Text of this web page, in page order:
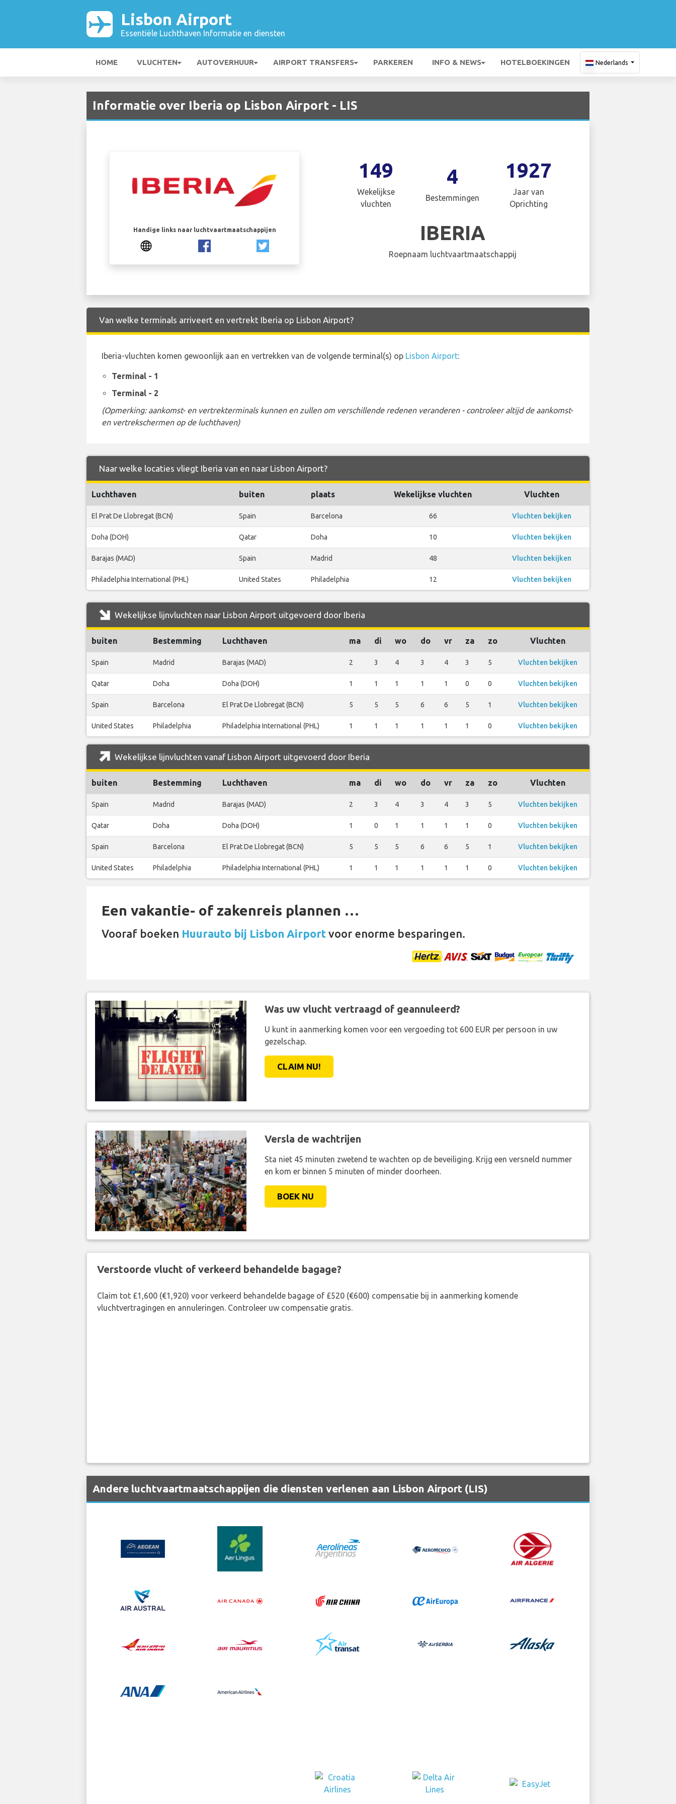
Lisbon Airport
Essentiële Luchthaven Informatie en diensten
HOME VLUCHTEN AUTOVERHUUR AIRPORT TRANSFERS PARKEREN INFO & NEWS HOTELBOEKINGEN Nederlands
Informatie over Iberia op Lisbon Airport - LIS
Handige links naar luchtvaartmaatschappijen
149
Wekelijkse
vluchten
4
Bestemmingen
1927
Jaar van
Oprichting
IBERIA
Roepnaam luchtvaartmaatschappij
Van welke terminals arriveert en vertrekt Iberia op Lisbon Airport?
Iberia-vluchten komen gewoonlijk aan en vertrekken van de volgende terminal(s) op Lisbon Airport:
Terminal - 1
Terminal - 2
(Opmerking: aankomst- en vertrekterminals kunnen en zullen om verschillende redenen veranderen - controleer altijd de aankomst-
en vertrekschermen op de luchthaven)
Naar welke locaties vliegt Iberia van en naar Lisbon Airport?
Luchthaven buiten plaats Wekelijkse vluchten Vluchten
El Prat De Llobregat (BCN) Spain Barcelona 66 Vluchten bekijken
Doha (DOH) Qatar Doha 10 Vluchten bekijken
Barajas (MAD) Spain Madrid 48 Vluchten bekijken
Philadelphia International (PHL) United States Philadelphia 12 Vluchten bekijken
Wekelijkse lijnvluchten naar Lisbon Airport uitgevoerd door Iberia
buiten Bestemming Luchthaven ma di wo do vr za zo Vluchten
Spain Madrid Barajas (MAD) 2 3 4 3 4 3 5 Vluchten bekijken
Qatar Doha Doha (DOH) 1 1 1 1 1 0 0 Vluchten bekijken
Spain Barcelona El Prat De Llobregat (BCN) 5 5 5 6 6 5 1 Vluchten bekijken
United States Philadelphia Philadelphia International (PHL) 1 1 1 1 1 1 0 Vluchten bekijken
Wekelijkse lijnvluchten vanaf Lisbon Airport uitgevoerd door Iberia
buiten Bestemming Luchthaven ma di wo do vr za zo Vluchten
Spain Madrid Barajas (MAD) 2 3 4 3 4 3 5 Vluchten bekijken
Qatar Doha Doha (DOH) 1 0 1 1 1 1 0 Vluchten bekijken
Spain Barcelona El Prat De Llobregat (BCN) 5 5 5 6 6 5 1 Vluchten bekijken
United States Philadelphia Philadelphia International (PHL) 1 1 1 1 1 1 0 Vluchten bekijken
Een vakantie- of zakenreis plannen …
Vooraf boeken Huurauto bij Lisbon Airport voor enorme besparingen.
Was uw vlucht vertraagd of geannuleerd?
U kunt in aanmerking komen voor een vergoeding tot 600 EUR per persoon in uw
gezelschap.
CLAIM NU!
Versla de wachtrijen
Sta niet 45 minuten zwetend te wachten op de beveiliging. Krijg een versneld nummer
en kom er binnen 5 minuten of minder doorheen.
BOEK NU
Verstoorde vlucht of verkeerd behandelde bagage?
Claim tot £1,600 (€1,920) voor verkeerd behandelde bagage of £520 (€600) compensatie bij in aanmerking komende
vluchtvertragingen en annuleringen. Controleer uw compensatie gratis.
Andere luchtvaartmaatschappijen die diensten verlenen aan Lisbon Airport (LIS)